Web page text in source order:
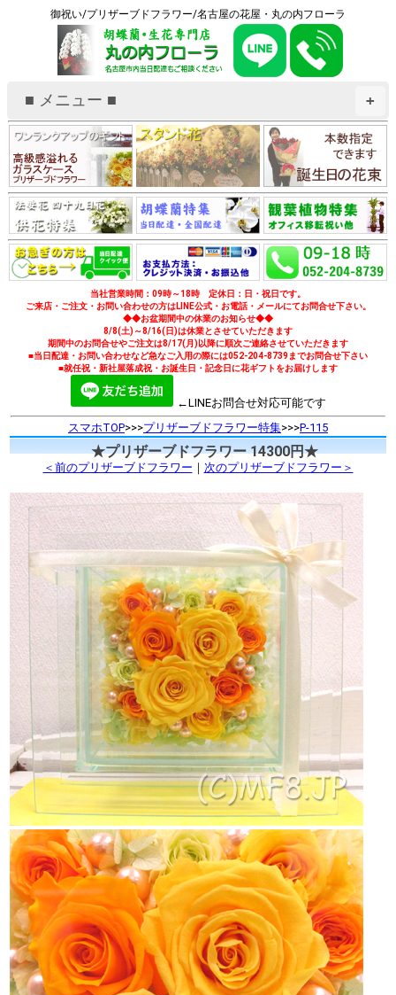
御祝い/プリザーブドフラワー/名古屋の花屋・丸の内フローラ
+
■ メニュー ■
当社営業時間：09時～18時 定休日：日・祝日です。
ご来店・ご注文・お問い合わせの方はLINE公式・お電話・メールにてお問合せ下さい。
◆◆お盆期間中の休業のお知らせ◆◆
8/8(土)～8/16(日)は休業とさせていただきます
期間中のお問合せやご注文は8/17(月)以降に順次ご連絡させていただきます
■当日配達・お問い合わせなど急なご入用の際には052-204-8739までお問合せ下さい
■就任祝・新社屋落成祝・お誕生日・記念日に花ギフトをお届けします
←LINEお問合せ対応可能です
スマホTOP>>>プリザーブドフラワー特集>>>P-115
★プリザーブドフラワー 14300円★
＜前のプリザーブドフラワー ｜ 次のプリザーブドフラワー＞